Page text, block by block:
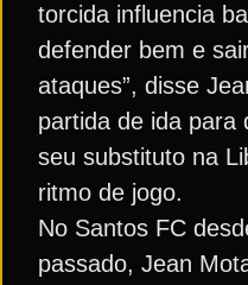
torcida influencia
defender bem e
ataques”, disse
partida de ida para
seu substituto na
ritmo de jogo.
No Santos FC
passado, Jean